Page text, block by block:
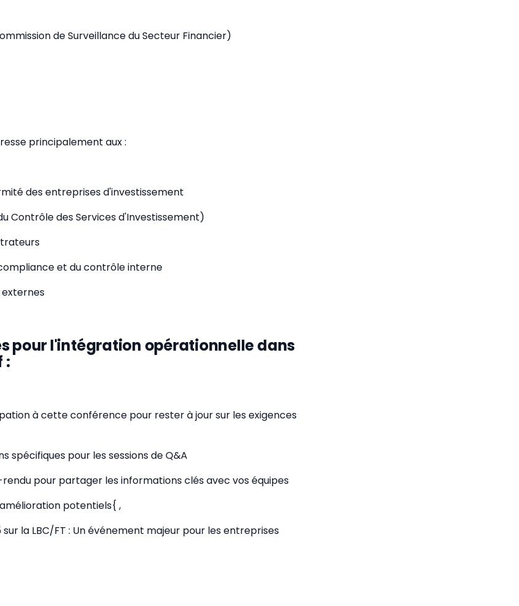
de Surveillance du Secteur Financier)
principalement aux :
des entreprises d'investissement
Contrôle des Services d'Investissement)
et du contrôle interne
pour l'intégration opérationnelle dans
:
à cette conférence pour rester à jour sur les exigences
spécifiques pour les sessions de Q&A
pour partager les informations clés avec vos équipes
potentiels{ ,
sur la LBC/FT : Un événement majeur pour les entreprises